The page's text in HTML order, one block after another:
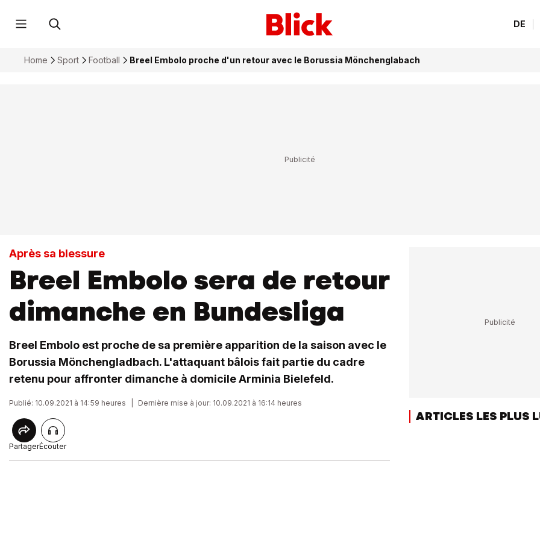
DE
Home Sport Football Breel Embolo proche d'un retour avec le Borussia Mönchenglabach
Après sa blessure
Breel Embolo sera de retour
dimanche en Bundesliga
Breel Embolo est proche de sa première apparition de la saison avec le
Borussia Mönchengladbach. L'attaquant bâlois fait partie du cadre
retenu pour affronter dimanche à domicile Arminia Bielefeld.
Publié: 10.09.2021 à 14:59 heures Dernière mise à jour: 10.09.2021 à 16:14 heures
PartagerÉcouter
ARTICLES LES PLUS